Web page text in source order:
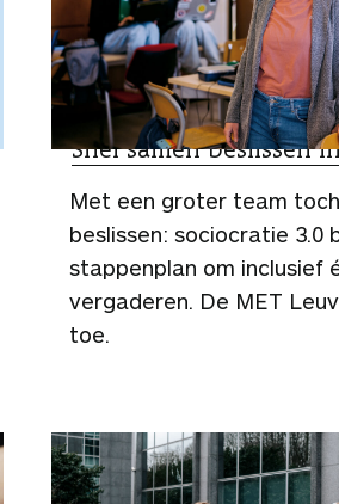
TIPS
Snel samen beslissen
Met een groter team
beslissen: sociocratie 3.0
stappenplan om inclusief
vergaderen. De MET
toe.